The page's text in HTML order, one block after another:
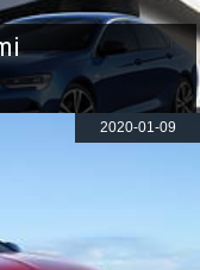
2020-01-09